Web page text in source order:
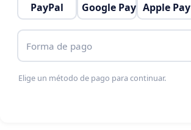
PayPal Google Pay Apple Pay
Forma de pago
Elige un método de pago para continuar.